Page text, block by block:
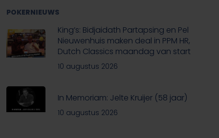
POKERNIEUWS
King’s: Bidjaidath Partapsing en Pel
Nieuwenhuis maken deal in PPM HR,
Dutch Classics maandag van start
10 augustus 2026
In Memoriam: Jelte Kruijer (58 jaar)
10 augustus 2026